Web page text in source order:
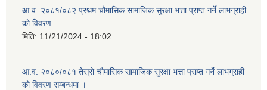
आ.व. २०८१/०८२ प्रथम चौमासिक सामाजिक सुरक्षा भत्ता प्राप्त गर्ने लाभग्राही
को विवरण
मिति: 11/21/2024 - 18:02
आ.व. २०८०/०८१ तेस्रो चौमासिक सामाजिक सुरक्षा भत्ता प्राप्त गर्ने लाभग्राही
को विवरण सम्बन्धमा ।